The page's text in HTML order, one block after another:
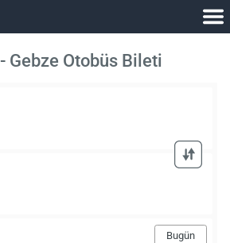
Gebze Otobüs Bileti
Bugün